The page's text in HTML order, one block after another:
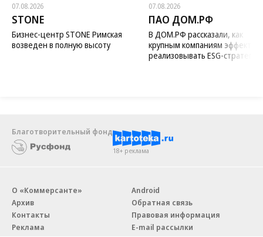
07.08.2026
STONE
Бизнес-центр STONE Римская
возведен в полную высоту
07.08.2026
ПАО ДОМ.РФ
В ДОМ.РФ рассказали, как
крупным компаниям
реализовывать ESG-стратегию
Благотворительный фонд
18+ реклама
О «Коммерсанте»
Архив
Контакты
Реклама
Android
Обратная связь
Правовая информация
E-mail рассылки